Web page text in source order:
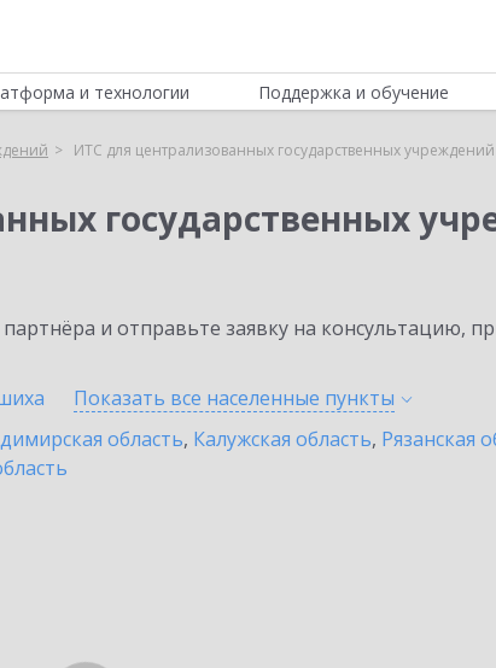
и технологии Поддержка и обучение
ИТС для централизованных государственных учреждений
государственных
и отправьте заявку на консультацию,
Показать все населенные пункты
область, Калужская область, Рязанская